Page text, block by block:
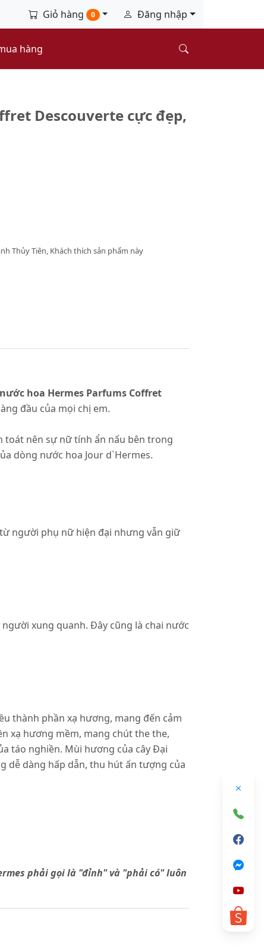
Giỏ hàng 0 Đăng nhập
hàng
Descouverte cực đẹp,
Thủy Tiên, Khách thích sản phẩm này
hoa Hermes Parfums Coffret
đầu của mọi chị em.
toát nên sự nữ tính ẩn nấu bên trong
dòng nước hoa Jour d`Hermes.
người phụ nữ hiện đại nhưng vẫn giữ
xung quanh. Đây cũng là chai nước
thành phần xạ hương, mang đến cảm
xạ hương mềm, mang chút the the,
táo nghiền. Mùi hương của cây Đại
dễ dàng hấp dẫn, thu hút ấn tượng của
phải gọi là "đỉnh" và "phải có" luôn